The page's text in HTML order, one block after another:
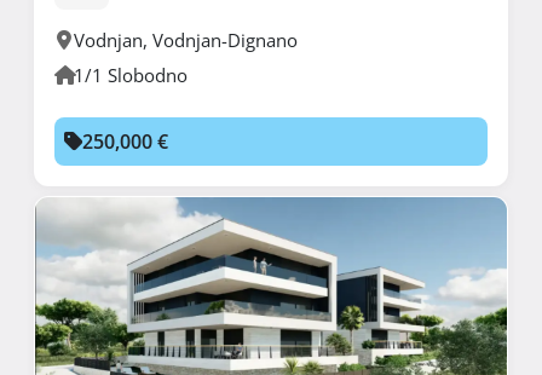
Vodnjan, Vodnjan-Dignano
1/1 Slobodno
250,000 €